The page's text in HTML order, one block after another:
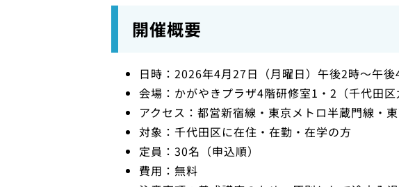
開催概要
日時：2026年4月27日（月曜日）午後2時～午後
会場：かがやきプラザ4階研修室1・2（千代田区
アクセス：都営新宿線・東京メトロ半蔵門線・
対象：千代田区に在住・在勤・在学の方
定員：30名（申込順）
費用：無料